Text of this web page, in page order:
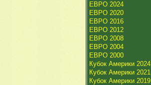
ЕВРО 2024
ЕВРО 2020
ЕВРО 2016
ЕВРО 2012
ЕВРО 2008
ЕВРО 2004
ЕВРО 2000
Кубок Америки 2024
Кубок Америки 2021
Кубок Америки 2019